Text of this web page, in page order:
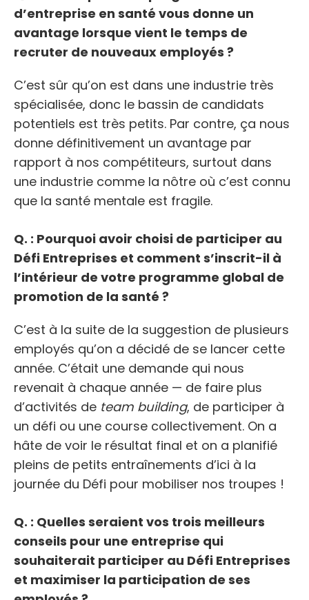
d’entreprise en santé vous donne un
avantage lorsque vient le temps de
recruter de nouveaux employés ?
C’est sûr qu’on est dans une industrie très
spécialisée, donc le bassin de candidats
potentiels est très petits. Par contre, ça nous
donne définitivement un avantage par
rapport à nos compétiteurs, surtout dans
une industrie comme la nôtre où c’est connu
que la santé mentale est fragile.
Q. : Pourquoi avoir choisi de participer au
Défi Entreprises et comment s’inscrit-il à
l’intérieur de votre programme global de
promotion de la santé ?
C’est à la suite de la suggestion de plusieurs
employés qu’on a décidé de se lancer cette
année. C’était une demande qui nous
revenait à chaque année — de faire plus
d’activités de team building, de participer à
un défi ou une course collectivement. On a
hâte de voir le résultat final et on a planifié
pleins de petits entraînements d’ici à la
journée du Défi pour mobiliser nos troupes !
Q. : Quelles seraient vos trois meilleurs
conseils pour une entreprise qui
souhaiterait participer au Défi Entreprises
et maximiser la participation de ses